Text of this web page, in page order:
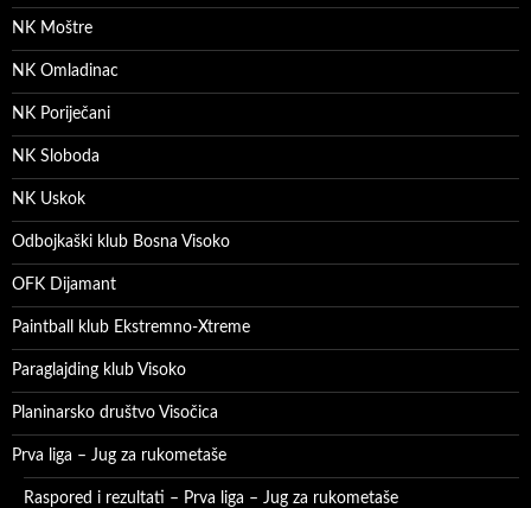
NK Moštre
NK Omladinac
NK Poriječani
NK Sloboda
NK Uskok
Odbojkaški klub Bosna Visoko
OFK Dijamant
Paintball klub Ekstremno-Xtreme
Paraglajding klub Visoko
Planinarsko društvo Visočica
Prva liga – Jug za rukometaše
Raspored i rezultati – Prva liga – Jug za rukometaše